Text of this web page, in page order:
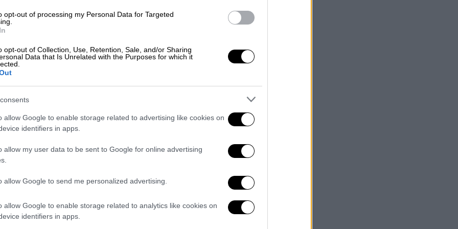
opt-out of processing my Personal Data for Targeted
opt-out of Collection, Use, Retention, Sale, and/or Sharing
Data that Is Unrelated with the Purposes for which it
allow Google to enable storage related to advertising like cookies on
identifiers in apps.
allow my user data to be sent to Google for online advertising
allow Google to send me personalized advertising.
allow Google to enable storage related to analytics like cookies on
identifiers in apps.
όσο το δυνατόν περισσότερο τη
δοκιμασία για μένα. Και σκέφτομαι
Νταβίντ , την Καρολίν και τον
αυτά είναι τομέλλονκαι γι' αυτά ήθελα
Επίσης, τον Οράν και τη
που επηρεάζονται από αυτή την υπόθεση
τον ίδιο αγώνα».